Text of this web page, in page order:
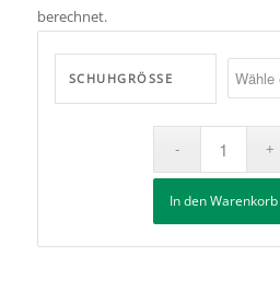
berechnet.
SCHUHGRÖSSE
In den Warenkorb